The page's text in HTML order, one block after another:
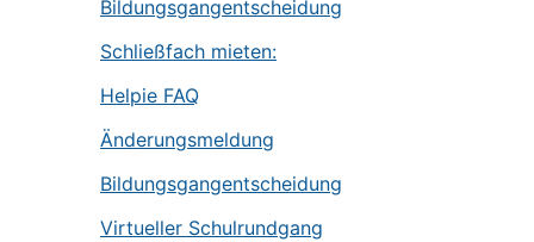
Bildungsgangentscheidung
Schließfach mieten:
Helpie FAQ
Änderungsmeldung
Bildungsgangentscheidung
Virtueller Schulrundgang